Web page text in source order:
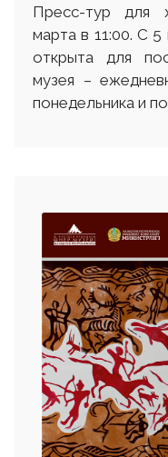
Пресс-тур для
марта в 11:00. С
открыта для
музея –
понедельника и